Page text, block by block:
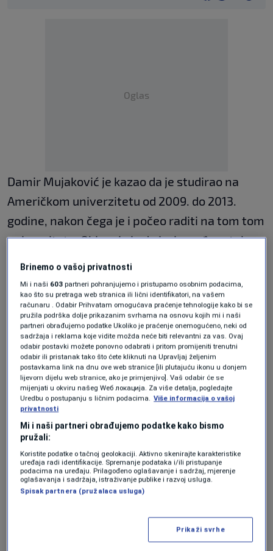
Oglas
Damir Mujaković je kazao da je studirao na
Američkom univerzitetu od 2009. do 2013.
godine, nakon čega je i počeo raditi na tom tom
univerzitetu. Objasnio je da je, između ostalog,
unosio podatke o studentima, a od 2015. je
asistirao oko organizacije nastave.
Mujaković je rekao da je Dijana Smajlović-Husić
bila zadužena za vođenje knjiga.
Objasnio je da je po diplomiranju dobio dvije
diplome – Američkog i SUNY univerziteta, a da
je 2016. ili 2017. donesena odluka da se mijenja
izgled diploma kako bi bile reprezentativnije.
Mujaković je kazao kako misli da su prve od
novih diploma printane u “HIS Gračanica”.
Dino Jahić je posvjedočio da je završio Američki
Tada je stekao diplomu Američkog i SUNY
univerziteta u Americi jer je, kako je objasnio,
Brinemo o vašoj privatnosti
Mi i naši 603 partneri pohranjujemo i pristupamo osobnim podacima,
kao što su pretraga web stranica ili lični identifikatori, na vašem
računaru . Odabir Prihvatam omogućava praćenje tehnologije kako bi se
pružila podrška dolje prikazanim svrhama na osnovu kojih mi i naši
partneri obrađujemo podatke Ukoliko je praćenje onemogućeno, neki od
sadržaja i reklama koje vidite možda neće biti relevantni za vas. Ovaj
odabir postavki možete ponovno odabrati i pritom promijeniti trenutni
odabir ili pristanak tako što ćete kliknuti na Upravljaj željenim
postavkama link na dnu ove web stranice [ili plutajuću ikonu u donjem
lijevom dijelu web stranice, ako je primjenjivo]. Vaš odabir će se
mijenjati u okviru našeg Wеб локација. Za više detalja, pogledajte
Uredbu o postupanju s ličnim podacima. Više informacija o vašoj
privatnosti
Mi i naši partneri obrađujemo podatke kako bismo
pružali:
Koristite podatke o tačnoj geolokaciji. Aktivno skenirajte karakteristike
uređaja radi identifikacije. Spremanje podataka i/ili pristupanje
podacima na uređaju. Prilagođeno oglašavanje i sadržaj, mjerenje
oglašavanja i sadržaja, istraživanje publike i razvoj usluga.
Spisak partnera (pružalaca usluga)
Prikaži svrhe